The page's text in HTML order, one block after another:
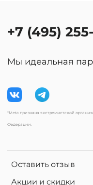
Оставить отзыв
Акции и скидки
+7 (495)
Мы идеальная
*Meta признана экстремистской
Федерации.